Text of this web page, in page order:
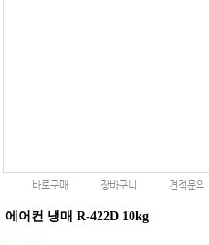
바로구매 장바구니 견적문의
에어컨 냉매 R-422D 10kg